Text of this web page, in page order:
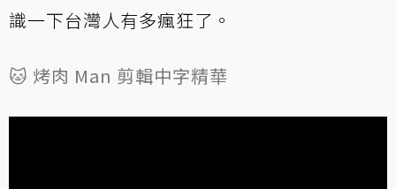
識一下台灣人有多瘋狂了。
🐱 烤肉 Man 剪輯中字精華